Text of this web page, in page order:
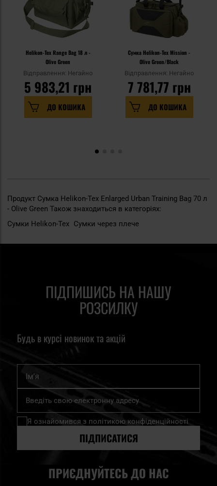
Helikon-Tex Range Bag 18 л -
Olive Green
Відправлення: Негайно
5 983,21 грн
ДО КОШИКА
Сумка Helikon-Tex Mission -
Olive Green/Black
Відправлення: Негайно
7 781,77 грн
ДО КОШИКА
Продукт Сумка Helikon-Tex Enlarged Urban Training Bag 70 л
- Olive Green Також знаходиться в категоріях:
Сумки Helikon-Tex Сумки через плече
ПІДПИШИСЬ НА НАШУ
РОЗСИЛКУ
Будь в курсі новинок та акцій
Підпишіться
нашу
розсилку
Я ознайомився з політикою конфіденційності
ПІДПИСАТИСЯ
ПРИЄДНУЙТЕСЬ ДО НАС